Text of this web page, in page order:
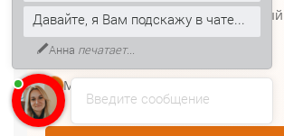
✓
Толщина 50 мм — рациональный
✓ Покрытия и цвета по RAL
✓ Минимальный заказ — от 50 м²
Введите сообщение
Давайте, я Вам подскажу в чате...
Анна печатает...